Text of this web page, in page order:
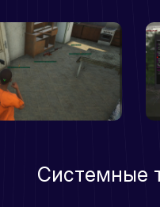
Системные